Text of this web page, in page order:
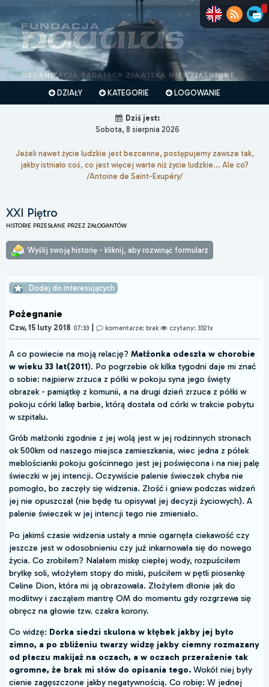
DZIAŁY KATEGORIE LOGOWANIE
Dziś jest:
Sobota, 8 sierpnia 2026
Jeżeli nawet życie ludzkie jest bezcenne, postępujemy zawsze tak,
jakby istniało coś, co jest więcej warte niż życie ludzkie... Ale co?
/Antoine de Saint-Exupéry/
XXI Piętro
HISTORIE PRZESŁANE PRZEZ ZAŁOGANTÓW
Wyślij swoją historię - kliknij, aby rozwinąć formularz
Dodaj do interesujących
Pożegnanie
Czw, 15 luty 2018 07:33 komentarze: brak czytany: 3321x
A co powiecie na moją relację? Małżonka odeszła w chorobie
w wieku 33 lat(2011). Po pogrzebie ok kilka tygodni daje mi znać
o sobie: najpierw zrzuca z półki w pokoju syna jego święty
obrazek - pamiątkę z komunii, a na drugi dzień zrzuca z półki w
pokoju córki lalkę barbie, którą dostała od córki w trakcie pobytu
w szpitalu.
Grób małżonki zgodnie z jej wolą jest w jej rodzinnych stronach
ok 500km od naszego miejsca zamieszkania, wiec jedna z półek
meblościanki pokoju gościnnego jest jej poświęcona i na niej palę
świeczki w jej intencji. Oczywiście palenie świeczek chyba nie
pomogło, bo zaczęły się widzenia. Złość i gniew podczas widzeń
jej nie opuszczał (nie będę tu opisywał jej decyzji życiowych). A
palenie świeczek w jej intencji tego nie zmieniało.
Po jakimś czasie widzenia ustały a mnie ogarnęła ciekawość czy
jeszcze jest w odosobnieniu czy już inkarnowała się do nowego
życia. Co zrobiłem? Nalałem miskę ciepłej wody, rozpuściłem
bryłkę soli, włożyłem stopy do miski, puściłem w pętli piosenkę
Celine Dion, która mi ją obrazowała. Złożyłem dłonie jak do
modlitwy i zacząłem mantrę OM do momentu gdy rozgrzewa się
obręcz na głowie tzw. czakra korony.
Co widzę: Dorka siedzi skulona w kłębek jakby jej było
zimno, a po zbliżeniu twarzy widzę jakby ciemny rozmazany
od płaczu makijaż na oczach, a w oczach przerażenie tak
ogromne, że brak mi słów do opisania tego. Wokół niej były
cienie zagęszczone jakby negatywnością. Co robię: W jednej